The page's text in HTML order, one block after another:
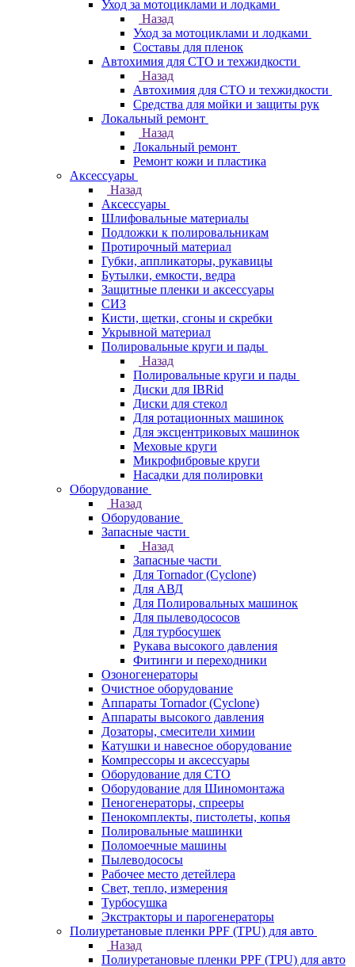
Уход за мотоциклами и лодками
Назад
Уход за мотоциклами и лодками
Составы для пленок
Автохимия для СТО и техжидкости
Назад
Автохимия для СТО и техжидкости
Средства для мойки и защиты рук
Локальный ремонт
Назад
Локальный ремонт
Ремонт кожи и пластика
Аксессуары
Назад
Аксессуары
Шлифовальные материалы
Подложки к полировальникам
Протирочный материал
Губки, аппликаторы, рукавицы
Бутылки, емкости, ведра
Защитные пленки и аксессуары
СИЗ
Кисти, щетки, сгоны и скребки
Укрывной материал
Полировальные круги и пады
Назад
Полировальные круги и пады
Диски для IBRid
Диски для стекол
Для ротационных машинок
Для эксцентриковых машинок
Меховые круги
Микрофибровые круги
Насадки для полировки
Оборудование
Назад
Оборудование
Запасные части
Назад
Запасные части
Для Tornador (Cyclone)
Для АВД
Для Полировальных машинок
Для пылеводососов
Для турбосушек
Рукава высокого давления
Фитинги и переходники
Озоногенераторы
Очистное оборудование
Аппараты Tornador (Cyclone)
Аппараты высокого давления
Дозаторы, смесители химии
Катушки и навесное оборудование
Компрессоры и аксессуары
Оборудование для СТО
Оборудование для Шиномонтажа
Пеногенераторы, спрееры
Пенокомплекты, пистолеты, копья
Полировальные машинки
Поломоечные машины
Пылеводососы
Рабочее место детейлера
Свет, тепло, измерения
Турбосушка
Экстракторы и парогенераторы
Полиуретановые пленки PPF (TPU) для авто
Назад
Полиуретановые пленки PPF (TPU) для авто